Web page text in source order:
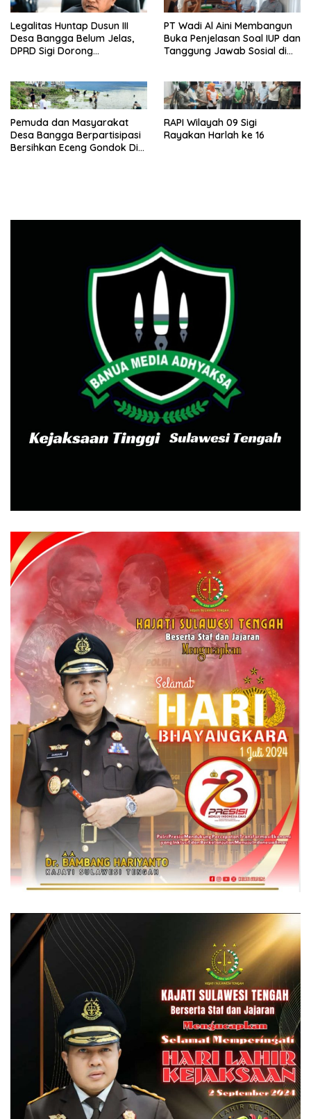
Legalitas Huntap Dusun III
Desa Bangga Belum Jelas,
DPRD Sigi Dorong
PT Wadi Al Aini Membangun
Buka Penjelasan Soal IUP dan
Tanggung Jawab Sosial di
Pemuda dan Masyarakat
Desa Bangga Berpartisipasi
Bersihkan Eceng Gondok Di
RAPI Wilayah 09 Sigi
Rayakan Harlah ke 16